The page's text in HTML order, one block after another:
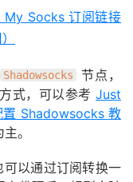
Socks 订阅链接
Shadowsocks
节点，
式，可以参考Just
置 Shadowsocks 教
。
以通过订阅转换一